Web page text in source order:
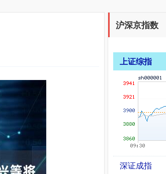
沪深京指数
上证综指
深证成指